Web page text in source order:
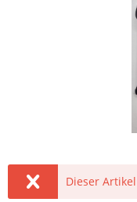
Dieser